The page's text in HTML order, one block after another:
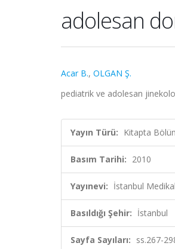
adolesan
Acar B., OLGAN Ş.
pediatrik ve adolesan
Yayın Türü: Kitapta
Basım Tarihi: 2010
Yayınevi: İstanbul Medikal
Basıldığı Şehir: İstanbul
Sayfa Sayıları: ss.267-